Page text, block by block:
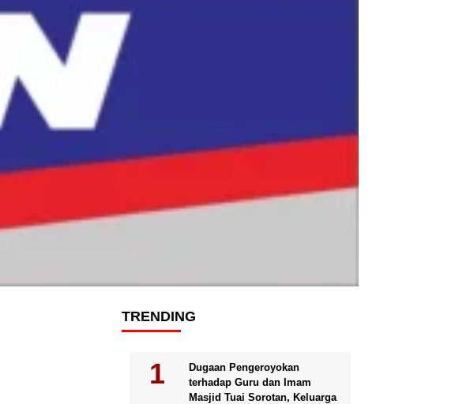
TRENDING
Dugaan Pengeroyokan
terhadap Guru dan Imam
Masjid Tuai Sorotan, Keluarga